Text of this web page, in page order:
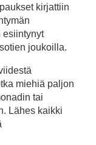
kirjattiin
esiintynyt
joukoilla.
miehiä paljon
tai
Lähes kaikki